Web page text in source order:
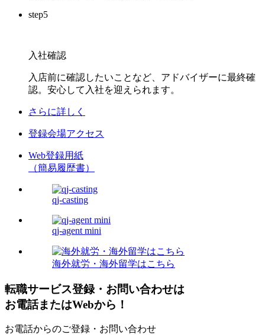
step5
入社確認
入店前に確認したいことなど、アドバイザーに最終確
認。安心して入社を迎えられます。
さらに詳しく
登録会場アクセス
Web登録用紙
（簡易履歴書）
qj-casting
qj-agent mini
海外就労・海外留学はこちら
転職サービス登録・お問い合わせは
お電話またはWebから！
お電話からのご登録・お問い合わせ